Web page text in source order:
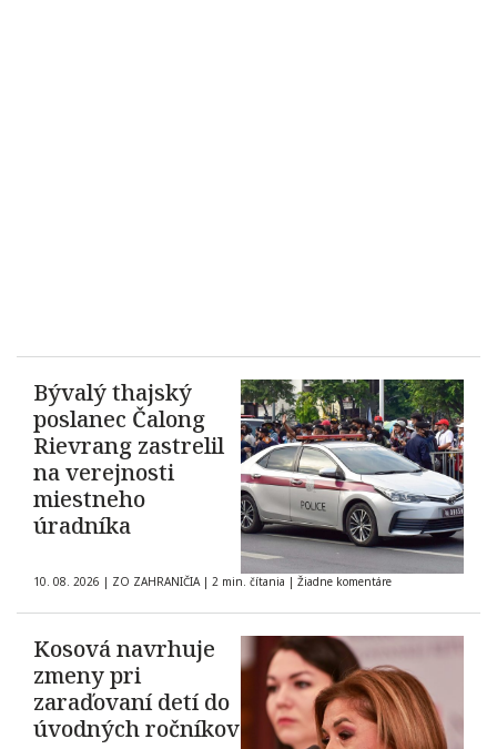
Bývalý thajský
poslanec Čalong
Rievrang zastrelil
na verejnosti
miestneho
úradníka
10. 08. 2026 | ZO ZAHRANIČIA | 2 min. čítania | Žiadne komentáre
Kosová navrhuje
zmeny pri
zaraďovaní detí do
úvodných ročníkov